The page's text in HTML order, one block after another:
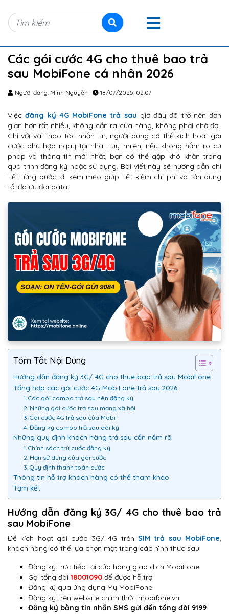
Các gói cước 4G cho thuê bao trả
sau MobiFone cá nhân 2026
Người đăng: Minh Nguyễn 18/07/2025, 02:07
Việcđăng ký 4G MobiFone trả sau giờ đây đã trở nên đơn
giản hơn rất nhiều, không cần ra cửa hàng, không phải chờ đợi.
Chỉ với vài thao tác nhắn tin, người dùng có thể kích hoạt gói
cước phù hợp ngay tại nhà. Tuy nhiên, nếu không nắm rõ cú
pháp và thông tin mới nhất, bạn có thể gặp khó khăn trong
quá trình đăng ký hoặc sử dụng. Bài viết này sẽ hướng dẫn chi
tiết từng bước, đi kèm mẹo giúp tiết kiệm chi phí và tận dụng
tối đa ưu đãi data.
Tóm Tắt Nội Dung
Hướng dẫn đăng ký 3G/ 4G cho thuê bao trả sau MobiFone
Tổng hợp các gói cước 4G MobiFone trả sau 2026
1. Các gói combo trả sau nên đăng ký
2. Những gói cước trả sau mạng xã hội
3. Gói cước 4G trả sau của Mobi
4. Đăng ký combo trả sau dài kỳ
Những quy định khách hàng trả sau cần nắm rõ
1. Chính sách trừ cước đăng ký
2. Hạn sử dụng của gói cước
3. Quy định thanh toán cước
Thông tin hỗ trợ khách hàng có thể tham khảo
Tạm kết
Hướng dẫn đăng ký 3G/ 4G cho thuê bao trả
sau MobiFone
Để kích hoạt gói cước 3G/ 4G trên SIM trả sau MobiFone,
khách hàng có thể lựa chọn một trong các hình thức sau:
Đăng ký trực tiếp tại cửa hàng giao dịch MobiFone
Gọi tổng đài 18001090 để được hỗ trợ
Đăng ký qua ứng dụng My MobiFone
Đăng ký trên website chính thức mobifone.vn
Đăng ký bằng tin nhắn SMS gửi đến tổng đài 9199